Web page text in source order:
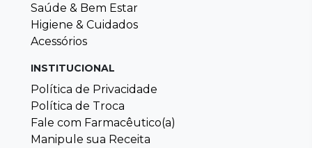
Saúde & Bem Estar
Higiene & Cuidados
Acessórios
INSTITUCIONAL
Política de Privacidade
Política de Troca
Fale com Farmacêutico(a)
Manipule sua Receita